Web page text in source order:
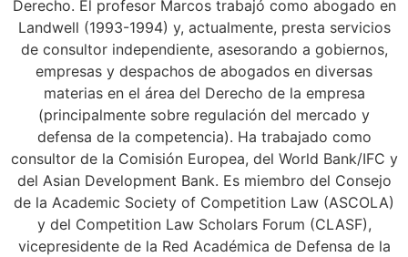
Derecho. El profesor Marcos trabajó como abogado en
Landwell (1993-1994) y, actualmente, presta servicios
de consultor independiente, asesorando a gobiernos,
empresas y despachos de abogados en diversas
materias en el área del Derecho de la empresa
(principalmente sobre regulación del mercado y
defensa de la competencia). Ha trabajado como
consultor de la Comisión Europea, del World Bank/IFC y
del Asian Development Bank. Es miembro del Consejo
de la Academic Society of Competition Law (ASCOLA)
y del Competition Law Scholars Forum (CLASF),
vicepresidente de la Red Académica de Defensa de la